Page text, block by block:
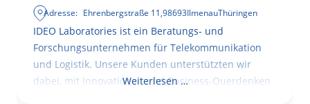
Adresse: Ehrenbergstraße 11,98693IlmenauThüringen
IDEO Laboratories ist ein Beratungs- und
Forschungsunternehmen für Telekommunikation
und Logistik. Unsere Kunden unterstützten wir
dabei, mit Innovationen und Business-Querdenken
Weiterlesen …